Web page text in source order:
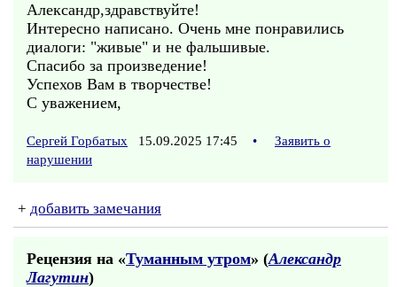
Александр,здравствуйте!
Интересно написано. Очень мне понравились
диалоги: "живые" и не фальшивые.
Спасибо за произведение!
Успехов Вам в творчестве!
С уважением,
Сергей Горбатых 15.09.2025 17:45 •
Заявить о
нарушении
+ добавить замечания
Рецензия на «Туманным утром» (Александр
Лагутин)